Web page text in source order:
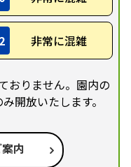
非常に混雑
おりません。園内の
開放いたします。
内